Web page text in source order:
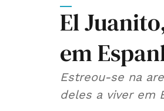
El
em
Estreou-se na
deles a viver em